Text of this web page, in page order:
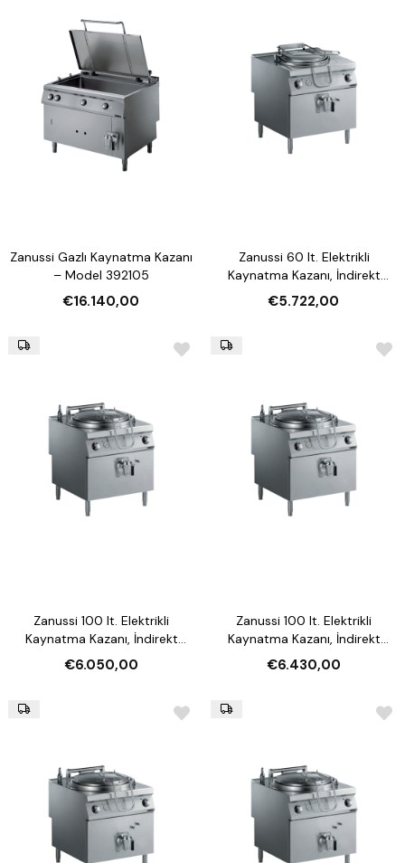
Zanussi Gazlı Kaynatma Kazanı
– Model 392105
€16.140,00
Zanussi 60 lt. Elektrikli
Kaynatma Kazanı, İndirekt
Isıtmalı (Model 392233)
€5.722,00
Zanussi 100 lt. Elektrikli
Kaynatma Kazanı, İndirekt
Isıtmalı (Model 392118)
€6.050,00
Zanussi 100 lt. Elektrikli
Kaynatma Kazanı, İndirekt
Isıtmalı, Otomatik Su
Doldurmalı (Model 392119)
€6.430,00